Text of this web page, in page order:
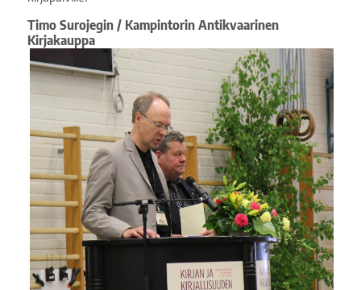
Timo Surojegin / Kampintorin Antikvaarinen
Kirjakauppa